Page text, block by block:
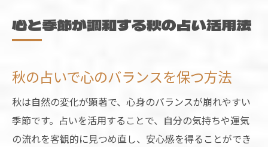
心と季節が調和する秋の占い活用法
秋の占いで心のバランスを保つ方法
秋は自然の変化が顕著で、心身のバランスが崩れやすい
季節です。占いを活用することで、自分の気持ちや運気
の流れを客観的に見つめ直し、安心感を得ることができ